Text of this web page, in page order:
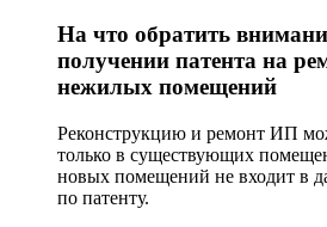
На что обратить
получении патента на
нежилых помещений
Реконструкцию и ремонт ИП
только в существующих
новых помещений не входит в
по патенту.